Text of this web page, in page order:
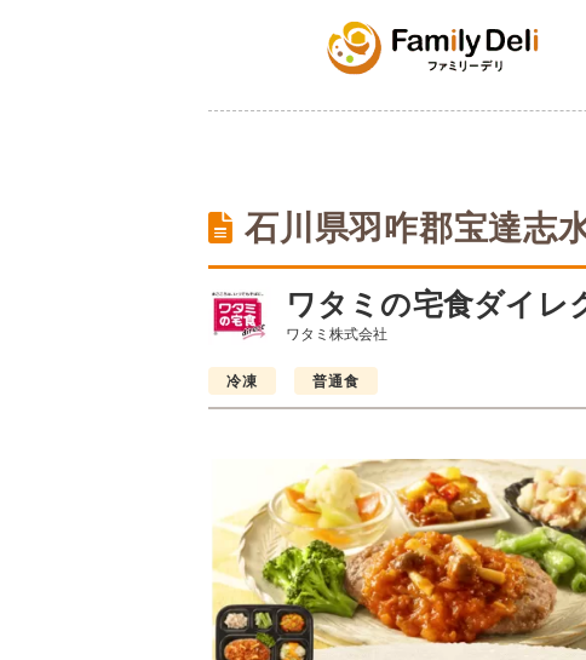
石川県羽咋郡宝達志
ワタミの宅食ダイレ
ワタミ株式会社
冷凍 普通食